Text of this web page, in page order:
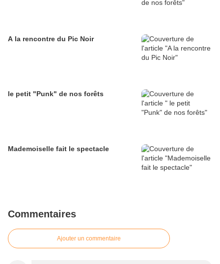
A la rencontre du Pic Noir
le petit "Punk" de nos forêts
Mademoiselle fait le spectacle
Commentaires
Ajouter un commentaire